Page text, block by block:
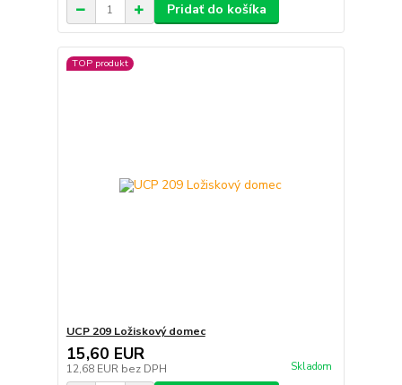
Pridať do košíka
TOP produkt
UCP 209 Ložiskový domec
15,60 EUR
12,68 EUR bez DPH Skladom